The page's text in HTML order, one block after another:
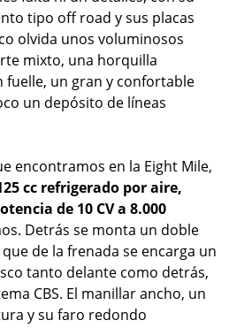
tipo off road y sus placas
olvida unos voluminosos
mixto, una horquilla
un gran y confortable
un depósito de líneas
encontramos en la Eight Mile,
cc refrigerado por aire,
de 10 CV a 8.000
Detrás se monta un doble
de la frenada se encarga un
tanto delante como detrás,
CBS. El manillar ancho, un
y su faro redondo